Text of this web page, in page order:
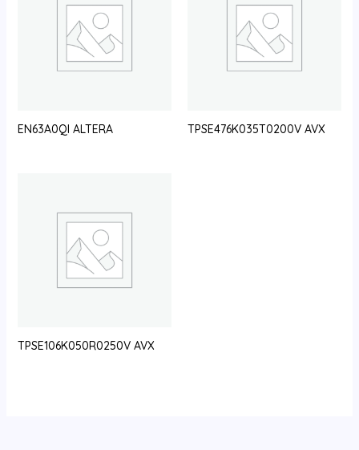
EN63A0QI ALTERA TPSE476K035T0200V AVX
TPSE106K050R0250V AVX